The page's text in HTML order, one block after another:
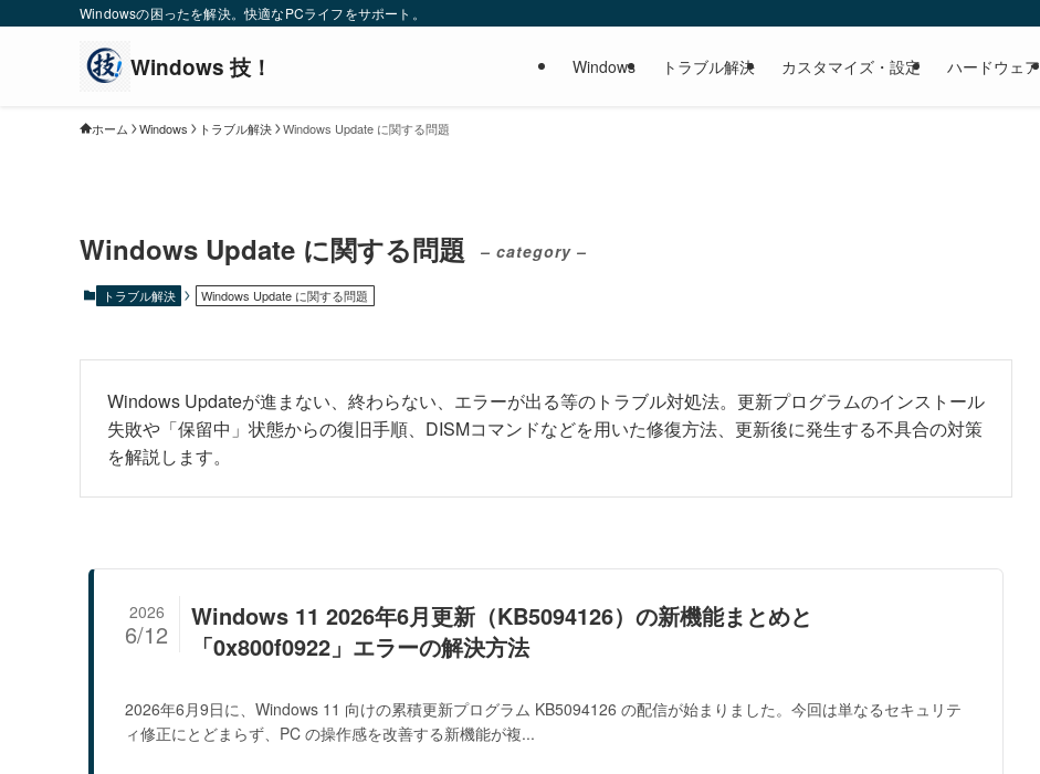
Windowsの困ったを解決。快適なPCライフをサポート。
Windows トラブル解決 カスタマイズ・設定 ハードウェア
ホーム Windows トラブル解決 Windows Update に関する問題
Windows Update に関する問題 – category –
トラブル解決 Windows Update に関する問題
Windows Updateが進まない、終わらない、エラーが出る等のトラブル対処法。更新プログラムのインストール
失敗や「保留中」状態からの復旧手順、DISMコマンドなどを用いた修復方法、更新後に発生する不具合の対策
を解説します。
Windows 11 2026年6月更新（KB5094126）の新機能まとめと
「0x800f0922」エラーの解決方法
2026
6/12
2026年6月9日に、Windows 11 向けの累積更新プログラム KB5094126 の配信が始まりました。今回は単なるセキュリテ
ィ修正にとどまらず、PC の操作感を改善する新機能が複...